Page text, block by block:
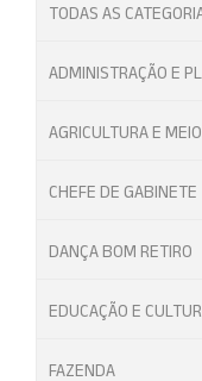
TODAS AS
ADMINISTRAÇÃO E
AGRICULTURA E
CHEFE DE GABINETE
DANÇA BOM RETIRO
EDUCAÇÃO E
FAZENDA